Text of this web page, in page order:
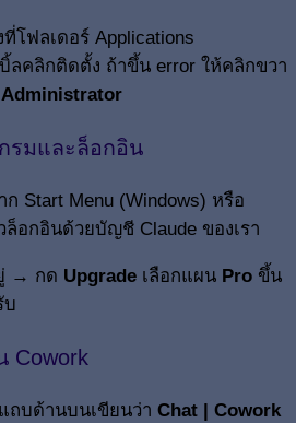
โฟลเดอร์ Applications
ลคลิกติดตั้ง ถ้าขึ้น error ให้คลิกขวา
Administrator
รมและล็อกอิน
ก Start Menu (Windows) หรือ
ล็อกอินด้วยบัญชี Claude ของเรา
→ กด Upgrade เลือกแผน Pro ขึ้น
บ
Cowork
ถบด้านบนเขียนว่า Chat | Cowork